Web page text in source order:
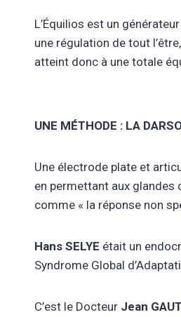
L’Équilios est un
une régulation de tout
atteint donc à une totale
UNE MÉTHODE : LA
Une électrode plate et
en permettant aux glandes
comme « la réponse non
Hans SELYE était un
Syndrome Global
C’est le Docteur Jean